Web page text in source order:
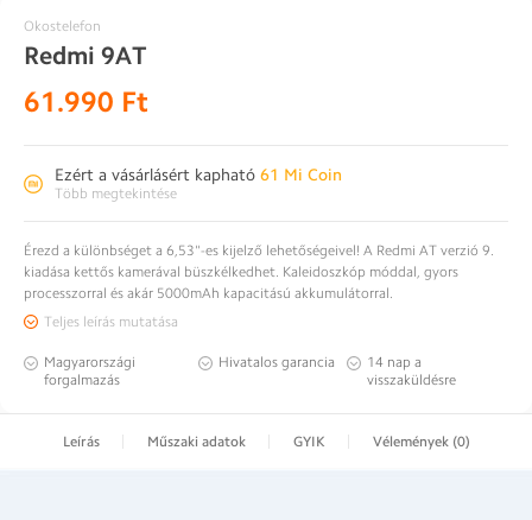
Okostelefon
Redmi 9AT
Normál
61.990 Ft
Ezért a vásárlásért kapható 61 Mi Coin
Több megtekintése
Érezd a különbséget a 6,53"-es kijelző lehetőségeivel! A Redmi AT verzió 9.
kiadása kettős kamerával büszkélkedhet. Kaleidoszkóp móddal, gyors
processzorral és akár 5000mAh kapacitású akkumulátorral.
Teljes leírás mutatása
Magyarországi
forgalmazás
Hivatalos garancia
14 nap a
visszaküldésre
Leírás Műszaki adatok GYIK Vélemények (0)